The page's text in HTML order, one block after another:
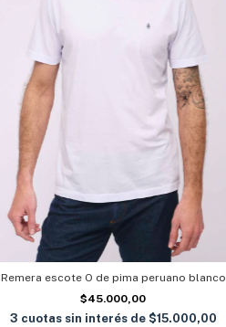
Remera escote O de pima peruano blanco
$45.000,00
3 cuotas sin interés de $15.000,00